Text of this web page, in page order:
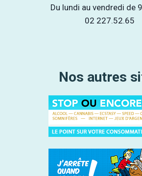
Du lundi au vendredi de
02 227.52.65
Nos autres